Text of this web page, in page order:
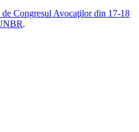
Congresul Avocaţilor din 17-18
.